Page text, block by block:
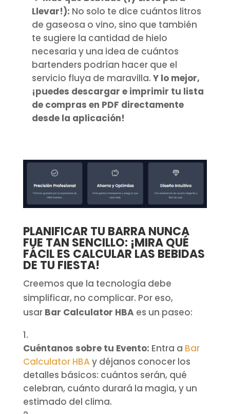
Llevar!): No solo te dice cuántos litros
de gaseosa o vino, sino que también
te sugiere la cantidad de hielo
necesaria y una idea de cuántos
bartenders podrían hacer que el
servicio fluya de maravilla. Y lo mejor,
¡puedes descargar e imprimir tu lista
de compras en PDF directamente
desde la aplicación!
PLANIFICAR TU BARRA NUNCA
FUE TAN SENCILLO: ¡MIRA QUÉ
FÁCIL ES CALCULAR LAS BEBIDAS
DE TU FIESTA!
Creemos que la tecnología debe
simplificar, no complicar. Por eso,
usar Bar Calculator HBA es un paseo:
Cuéntanos sobre tu Evento: Entra a Bar
Calculator HBA y déjanos conocer los
detalles básicos: cuántos serán, qué
celebran, cuánto durará la magia, y un
estimado del clima.